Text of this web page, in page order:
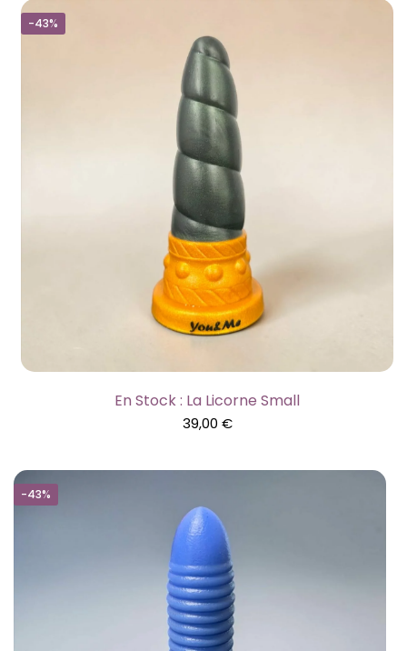
-43%
En Stock : La Licorne Small
39,00 €
-43%